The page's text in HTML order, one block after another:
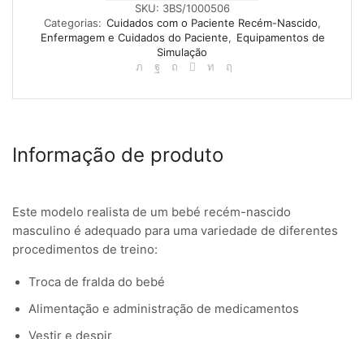
SKU: 3BS/1000506
Categorias: Cuidados com o Paciente Recém-Nascido,
Enfermagem e Cuidados do Paciente, Equipamentos de
Simulação
Informação de produto
Este modelo realista de um bebé recém-nascido
masculino é adequado para uma variedade de diferentes
procedimentos de treino:
Troca de fralda do bebé
Alimentação e administração de medicamentos